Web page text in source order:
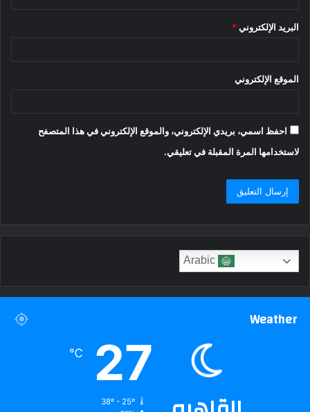
البريد الإلكتروني *
الموقع الإلكتروني
احفظ اسمي، بريدي الإلكتروني، والموقع الإلكتروني في هذا المتصفح
لاستخدامها المرة المقبلة في تعليقي.
Weather
27
℃
38º - 25º